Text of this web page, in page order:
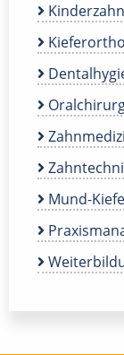
Mund-